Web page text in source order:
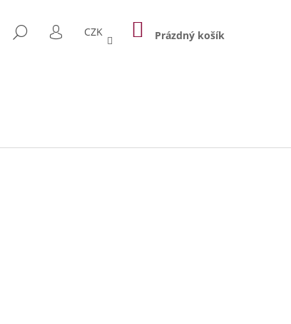
HLEDAT
PŘIHLÁŠENÍ
CZK NÁKUPNÍ
KOŠÍK
Prázdný košík